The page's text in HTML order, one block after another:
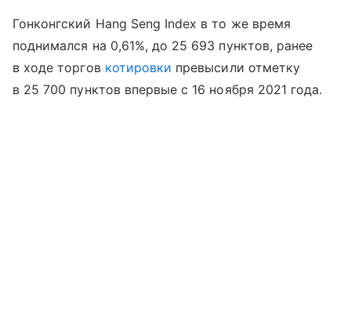
Гонконгский Hang Seng Index в то же время
поднимался на 0,61%, до 25 693 пунктов, ранее
в ходе торгов котировки превысили отметку
в 25 700 пунктов впервые с 16 ноября 2021 года.